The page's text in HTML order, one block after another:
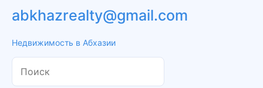
Недвижимость в Абхазии
abkhazrealty@gmail.com